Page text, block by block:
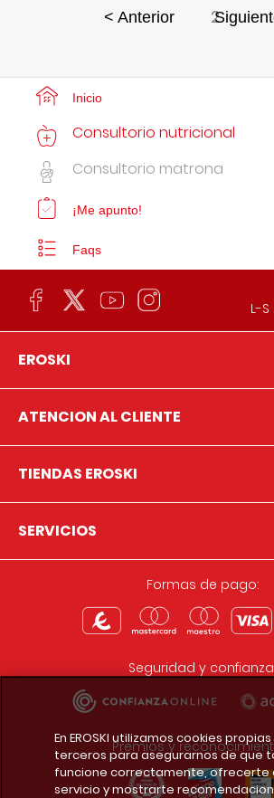
< Anterior 2
Inicio
Consultorio nutricional
Consultorio matrona
¡Me apunto!
Faqs
L-
EROSKI
ATENCION AL CLIENTE
TIENDAS EROSKI
SERVICIOS
Formas de pago:
Seguridad y
Premios y
En EROSKI utilizamos cookies
terceros para asegurarnos de que
funcione correctamente, ofrecerte
servicio y mostrarte